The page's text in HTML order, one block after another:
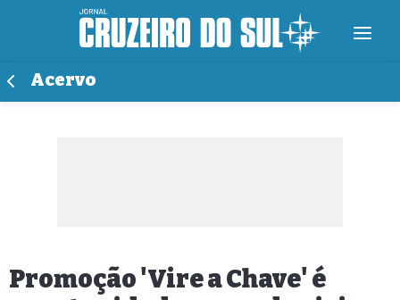
Acervo
Promoção 'Vire a Chave' é